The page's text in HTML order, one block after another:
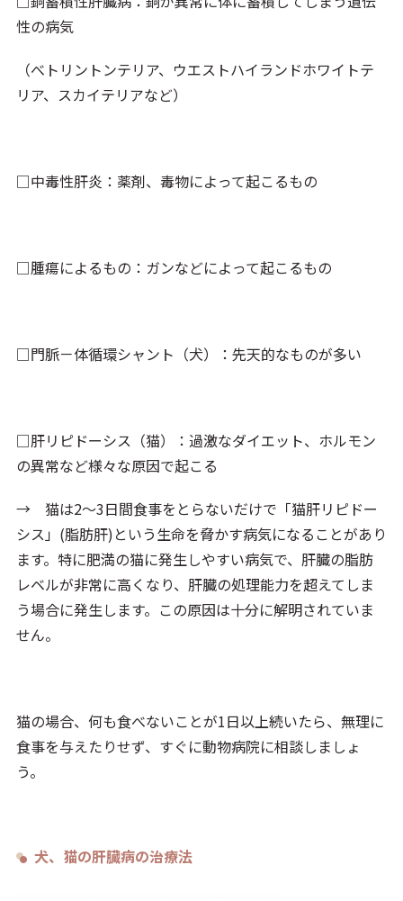
性の病気
（べトリントンテリア、ウエストハイランドホワイトテ
リア、スカイテリアなど）
□中毒性肝炎：薬剤、毒物によって起こるもの
□腫瘍によるもの：ガンなどによって起こるもの
□門脈－体循環シャント（犬）：先天的なものが多い
□肝リピドーシス（猫）：過激なダイエット、ホルモン
の異常など様々な原因で起こる
→ 猫は2～3日間食事をとらないだけで「猫肝リピドー
シス」(脂肪肝)という生命を脅かす病気になることがあり
ます。特に肥満の猫に発生しやすい病気で、肝臓の脂肪
レベルが非常に高くなり、肝臓の処理能力を超えてしま
う場合に発生します。この原因は十分に解明されていま
せん。
猫の場合、何も食べないことが1日以上続いたら、無理に
食事を与えたりせず、すぐに動物病院に相談しましょ
う。
犬、猫の肝臓病の治療法